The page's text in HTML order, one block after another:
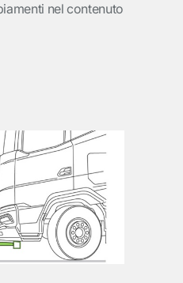
nel contenuto